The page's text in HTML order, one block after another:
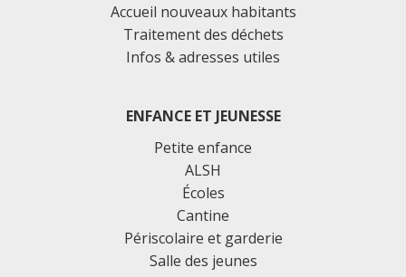
Accueil nouveaux habitants
Traitement des déchets
Infos & adresses utiles
ENFANCE ET JEUNESSE
Petite enfance
ALSH
Écoles
Cantine
Périscolaire et garderie
Salle des jeunes